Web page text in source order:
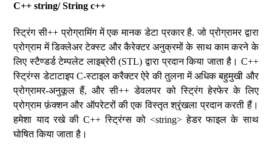
C++ string/ String c++
स्ट्रिंग सी++ प्रोग्रामिंग में एक मानक डेटा प्रकार है. जो प्रोग्रामर द्वारा
प्रोग्राम में डिक्लेअर टेक्स्ट और कैरेक्टर अनुक्रमों के साथ काम करने के
लिए स्टैण्डर्ड टेम्पलेट लाइब्रेरी (STL) द्वारा प्रदान किया जाता है। C++
स्ट्रिंग्स डेटाटाइप C-स्टाइल करैक्टर ऐरे की तुलना में अधिक बहुमुखी और
प्रोग्रामर-अनुकूल हैं, और सी++ डेवलपर को स्ट्रिंग हेरफेर के लिए
प्रोग्राम फ़ंक्शन और ऑपरेटरों की एक विस्तृत श्रृंखला प्रदान करती हैं।
हमेशा याद रखे की C++ स्ट्रिंग्स को <string> हेडर फाइल के साथ
घोषित किया जाता है।